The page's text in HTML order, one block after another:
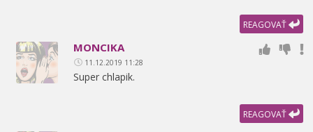
REAGOVAŤ
MONCIKA
11.12.2019 11:28
Super chlapik.
REAGOVAŤ